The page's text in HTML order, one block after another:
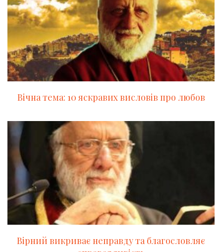
Вічна тема: 10 яскравих висловів про любов
Вірний викриває неправду та благословляє